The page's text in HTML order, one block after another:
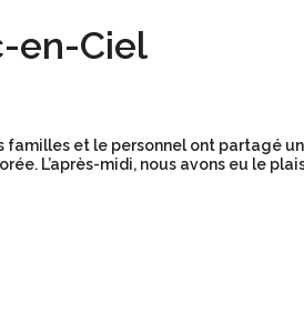
en-Ciel
et le personnel ont partagé
L’après-midi, nous avons eu le